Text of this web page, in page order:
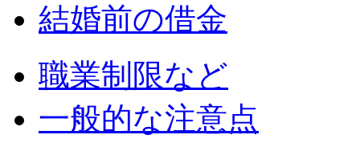
結婚前の借金
職業制限など
一般的な注意点